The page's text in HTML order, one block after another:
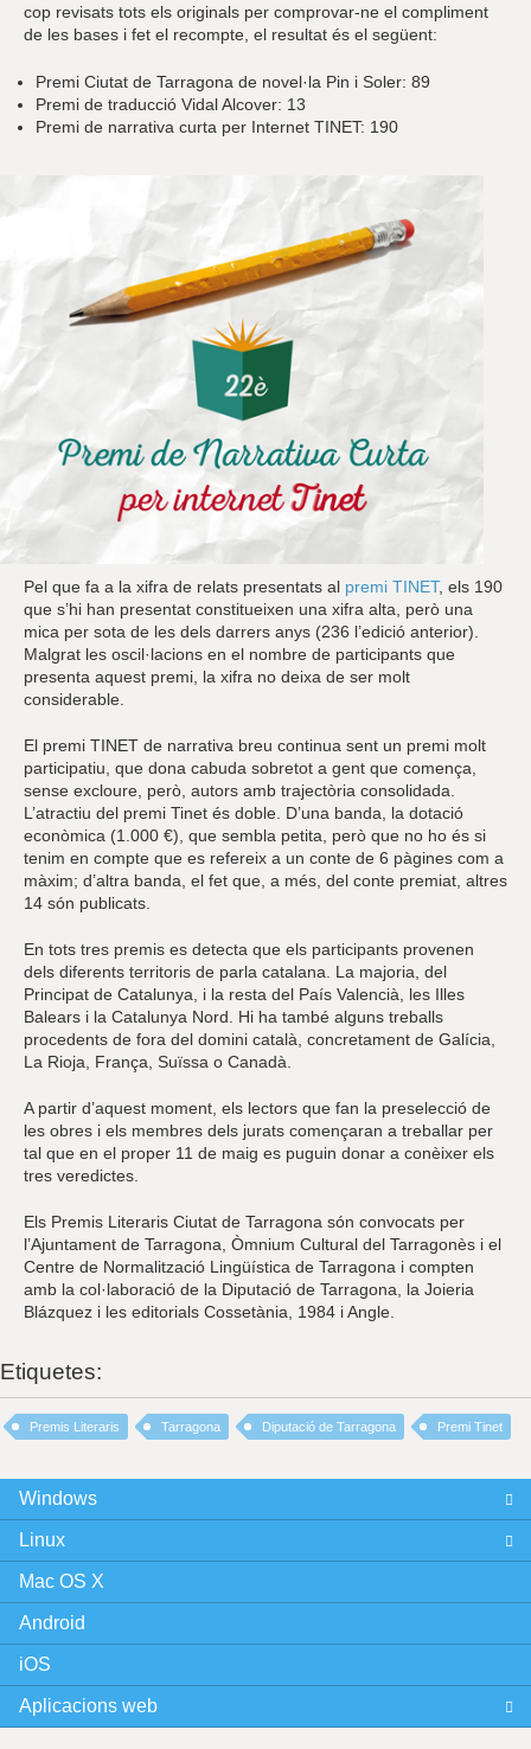
cop revisats tots els originals per comprovar-ne el compliment
de les bases i fet el recompte, el resultat és el següent:
Premi Ciutat de Tarragona de novel·la Pin i Soler: 89
Premi de traducció Vidal Alcover: 13
Premi de narrativa curta per Internet TINET: 190
Pel que fa a la xifra de relats presentats al premi TINET, els 190
que s’hi han presentat constitueixen una xifra alta, però una
mica per sota de les dels darrers anys (236 l’edició anterior).
Malgrat les oscil·lacions en el nombre de participants que
presenta aquest premi, la xifra no deixa de ser molt
considerable.
El premi TINET de narrativa breu continua sent un premi molt
participatiu, que dona cabuda sobretot a gent que comença,
sense excloure, però, autors amb trajectòria consolidada.
L’atractiu del premi Tinet és doble. D’una banda, la dotació
econòmica (1.000 €), que sembla petita, però que no ho és si
tenim en compte que es refereix a un conte de 6 pàgines com a
màxim; d’altra banda, el fet que, a més, del conte premiat, altres
14 són publicats.
En tots tres premis es detecta que els participants provenen
dels diferents territoris de parla catalana. La majoria, del
Principat de Catalunya, i la resta del País Valencià, les Illes
Balears i la Catalunya Nord. Hi ha també alguns treballs
procedents de fora del domini català, concretament de Galícia,
La Rioja, França, Suïssa o Canadà.
A partir d’aquest moment, els lectors que fan la preselecció de
les obres i els membres dels jurats començaran a treballar per
tal que en el proper 11 de maig es puguin donar a conèixer els
tres veredictes.
Els Premis Literaris Ciutat de Tarragona són convocats per
l’Ajuntament de Tarragona, Òmnium Cultural del Tarragonès i el
Centre de Normalització Lingüística de Tarragona i compten
amb la col·laboració de la Diputació de Tarragona, la Joieria
Blázquez i les editorials Cossetània, 1984 i Angle.
Etiquetes:
Premis Literaris Tarragona Diputació de Tarragona Premi Tinet
Windows
Linux
Mac OS X
Android
iOS
Aplicacions web